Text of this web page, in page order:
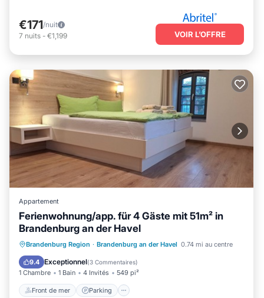
€171/nuit
7 nuits - €1,199 VOIR L’OFFRE
Appartement
Ferienwohnung/app. für 4 Gäste mit 51m² in
Brandenburg an der Havel
Brandenburg Region · Brandenburg an der Havel 0.74 mi au centre
9.4 Exceptionnel(3 Commentaires)
1 Chambre 1 Bain 4 Invités 549 pi²
Front de mer Parking
Front de mer
Parking
Vue sur l’océan
Balcon/Terrasse